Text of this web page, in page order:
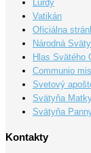
Lurdy
Vatikán
Oficiálna
Národná
Hlas Svätého
Communio
Svetový
Svätyňa
Svätyňa
Kontakty